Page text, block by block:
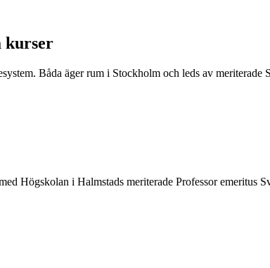
kurser
Båda äger rum i Stockholm och leds av meriterade
Högskolan i Halmstads meriterade Professor emeritus